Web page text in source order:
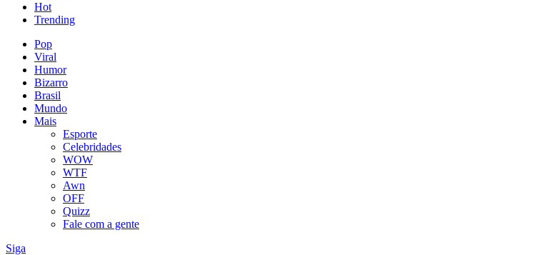
Hot
Trending
Pop
Viral
Humor
Bizarro
Brasil
Mundo
Mais
Esporte
Celebridades
WOW
WTF
Awn
OFF
Quizz
Fale com a gente
Siga